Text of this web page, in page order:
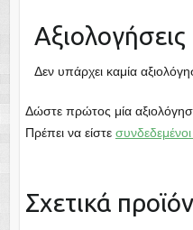
Αξιολογήσεις
Δεν υπάρχει καμία
Δώστε πρώτος μία
Πρέπει να είστε συνδεδεμένοι
Σχετικά